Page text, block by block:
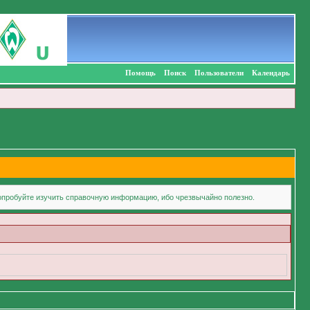
Помощь Поиск Пользователи Календарь
изучить справочную информацию, ибо чрезвычайно полезно.